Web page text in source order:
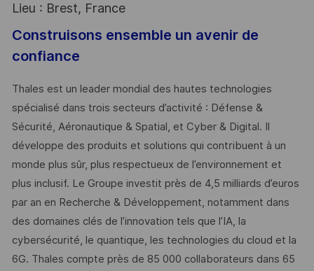
Lieu : Brest, France
Construisons ensemble un avenir de
confiance
Thales est un leader mondial des hautes technologies
spécialisé dans trois secteurs d’activité : Défense &
Sécurité, Aéronautique & Spatial, et Cyber & Digital. Il
développe des produits et solutions qui contribuent à un
monde plus sûr, plus respectueux de l’environnement et
plus inclusif. Le Groupe investit près de 4,5 milliards d’euros
par an en Recherche & Développement, notamment dans
des domaines clés de l’innovation tels que l’IA, la
cybersécurité, le quantique, les technologies du cloud et la
6G. Thales compte près de 85 000 collaborateurs dans 65